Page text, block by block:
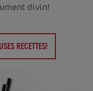
divin!
RECETTES!